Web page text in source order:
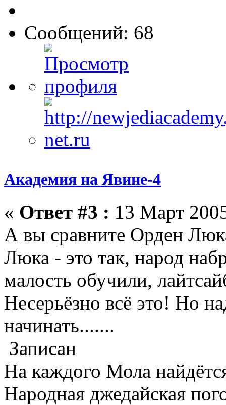
Сообщений: 68
Академия на Явине-4
« Ответ #3 : 13 Март
А вы сравните Орден
Люка - это так, народ
малость обучили,
Несерьёзно всё это! Но
начинать.......
Записан
На каждого Мола
Народная джедайская